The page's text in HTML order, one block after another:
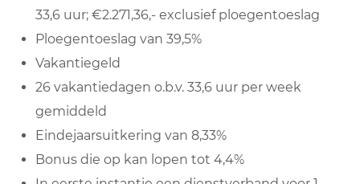
33,6 uur; €2.271,36,- exclusief ploegentoeslag
Ploegentoeslag van 39,5%
Vakantiegeld
26 vakantiedagen o.b.v. 33,6 uur per week
gemiddeld
Eindejaarsuitkering van 8,33%
Bonus die op kan lopen tot 4,4%